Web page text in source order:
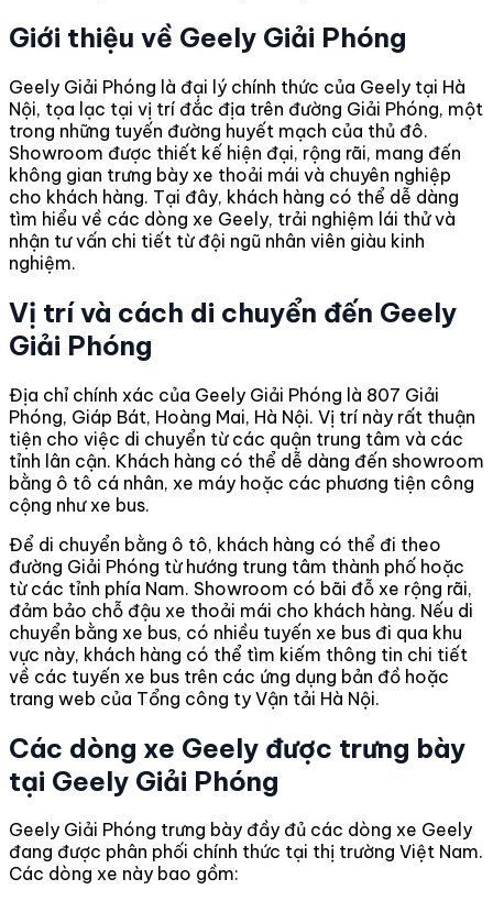
Giới thiệu về Geely Giải Phóng
Geely Giải Phóng là đại lý chính thức của Geely tại Hà
Nội, tọa lạc tại vị trí đắc địa trên đường Giải Phóng, một
trong những tuyến đường huyết mạch của thủ đô.
Showroom được thiết kế hiện đại, rộng rãi, mang đến
không gian trưng bày xe thoải mái và chuyên nghiệp
cho khách hàng. Tại đây, khách hàng có thể dễ dàng
tìm hiểu về các dòng xe Geely, trải nghiệm lái thử và
nhận tư vấn chi tiết từ đội ngũ nhân viên giàu kinh
nghiệm.
Vị trí và cách di chuyển đến Geely
Giải Phóng
Địa chỉ chính xác của Geely Giải Phóng là 807 Giải
Phóng, Giáp Bát, Hoàng Mai, Hà Nội. Vị trí này rất thuận
tiện cho việc di chuyển từ các quận trung tâm và các
tỉnh lân cận. Khách hàng có thể dễ dàng đến showroom
bằng ô tô cá nhân, xe máy hoặc các phương tiện công
cộng như xe bus.
Để di chuyển bằng ô tô, khách hàng có thể đi theo
đường Giải Phóng từ hướng trung tâm thành phố hoặc
từ các tỉnh phía Nam. Showroom có bãi đỗ xe rộng rãi,
đảm bảo chỗ đậu xe thoải mái cho khách hàng. Nếu di
chuyển bằng xe bus, có nhiều tuyến xe bus đi qua khu
vực này, khách hàng có thể tìm kiếm thông tin chi tiết
về các tuyến xe bus trên các ứng dụng bản đồ hoặc
trang web của Tổng công ty Vận tải Hà Nội.
Các dòng xe Geely được trưng bày
tại Geely Giải Phóng
Geely Giải Phóng trưng bày đầy đủ các dòng xe Geely
đang được phân phối chính thức tại thị trường Việt Nam.
Các dòng xe này bao gồm: